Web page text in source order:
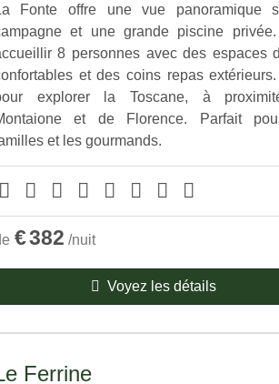
Fonte offre une vue panoramique
et une grande piscine
8 personnes avec des espaces
et des coins repas extérieurs.
explorer la Toscane, à
et de Florence. Parfait
et les gourmands.
€382 /nuit
Voyez les détails
Ferrine